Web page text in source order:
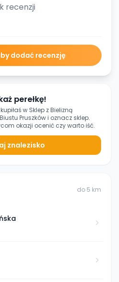
recenzji
dodać recenzję
perełkę!
w Sklep z Bielizną
Pruszkówi oznacz sklep.
okazji ocenić czy warto iść.
znalezisko
do 5 km